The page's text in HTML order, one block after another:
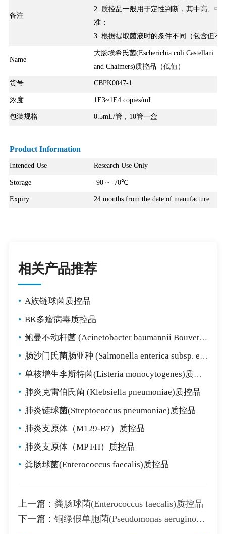
备注
2. 质控品一般用于定性判断，其中高、中
准；
3. 根据提取菌液时的条件不同（包含但不
Name
大肠埃希氏菌(Escherichia coli Castellani
and Chalmers)质控品（低值）
货号 CBPK0047-1
浓度 1E3~1E4 copies/mL
包装规格 0.5mL/管，10管一盒
Product Information
Intended Use Research Use Only
Storage -90 ~ -70℃
Expiry 24 months from the date of manufacture
相关产品推荐
• A族链球菌质控品
• BK多瘤病毒质控品
• 鲍曼不动杆菌 (Acinetobacter baumannii Bouvet and Grimont)质控品
• 肠沙门氏菌肠亚种 (Salmonella enterica subsp. enterica)质控品
• 单核增生李斯特菌(Listeria monocytogenes)质控品
• 肺炎克雷伯氏菌 (Klebsiella pneumoniae)质控品
• 肺炎链球菌(Streptococcus pneumoniae)质控品
• 肺炎支原体（M129-B7）质控品
• 肺炎支原体（MP FH）质控品
• 粪肠球菌(Enterococcus faecalis)质控品
上一篇： 粪肠球菌(Enterococcus faecalis)质控品
下一篇： 铜绿假单胞菌(Pseudomonas aeruginosa)质控品